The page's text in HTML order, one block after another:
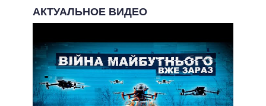
ОБЕЩАНИЯ В ПРОЦЕССЕ
ВСЕ ОБЕЩАНИЯ
АРХИВНЫЕ ОБЕЩАНИЯ
АКТУАЛЬНОЕ ВИДЕО